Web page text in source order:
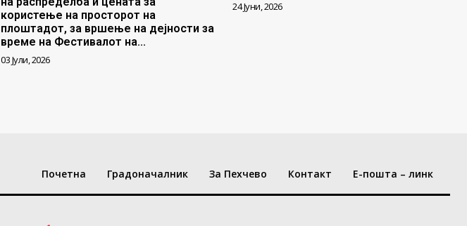
користење на просторот на
плоштадот, за вршење на дејности за
време на Фестивалот на...
03 Јули, 2026
24 Јуни, 2026
Почетна Градоначалник За Пехчево Контакт Е-пошта – линк